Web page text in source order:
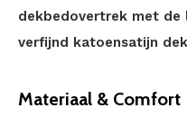
dekbedovertrek met de
verfijnd katoensatijn
Materiaal & Comfort